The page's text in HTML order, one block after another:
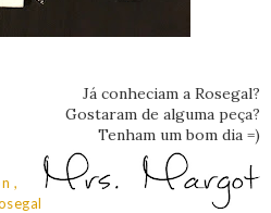
Já conheciam a Rosegal?
Gostaram de alguma peça?
Tenham um bom dia =)